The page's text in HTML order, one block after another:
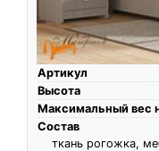
Артикул
Высота
Максимальный вес
Состав
ткань рогожка,